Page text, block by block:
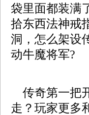
袋里面都装满
拾东西法神戒
洞，怎么架设
动牛魔将军?
传奇第一把
走？玩家更多